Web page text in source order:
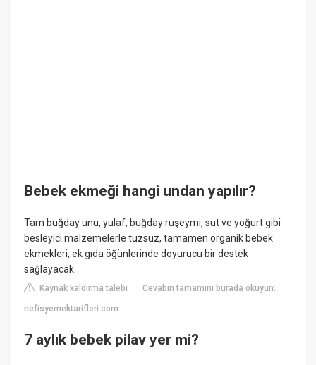
Bebek ekmeği hangi undan yapılır?
Tam buğday unu, yulaf, buğday ruşeymi, süt ve yoğurt gibi
besleyici malzemelerle tuzsuz, tamamen organik bebek
ekmekleri, ek gıda öğünlerinde doyurucu bir destek
sağlayacak.
Kaynak kaldırma talebi |Cevabın tamamını burada okuyun:
nefisyemektarifleri.com
7 aylık bebek pilav yer mi?